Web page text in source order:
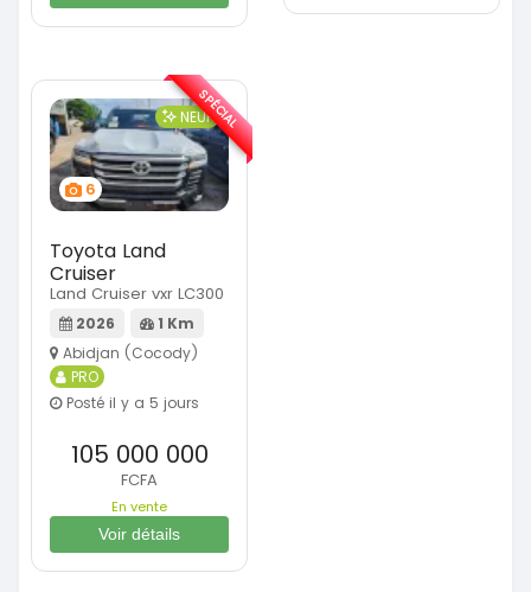
6
NEUF
Toyota Land
Cruiser
Land Cruiser vxr LC300
2026
1 Km
Abidjan (Cocody)
PRO
Posté il y a 5 jours
105 000 000
FCFA
En vente
Voir détails
SPÉCIAL